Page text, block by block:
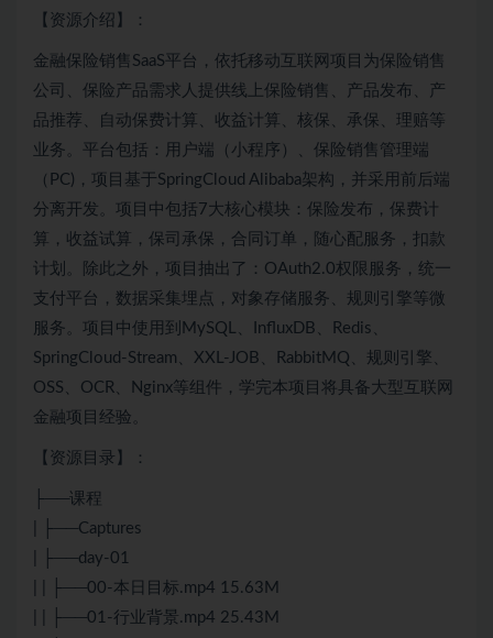
【资源介绍】：
金融保险销售SaaS平台，依托移动互联网项目为保险销售
公司、保险产品需求人提供线上保险销售、产品发布、产
品推荐、自动保费计算、收益计算、核保、承保、理赔等
业务。平台包括：用户端（小程序）、保险销售管理端
（PC)，项目基于SpringCloud Alibaba架构，并采用前后端
分离开发。项目中包括7大核心模块：保险发布，保费计
算，收益试算，保司承保，合同订单，随心配服务，扣款
计划。除此之外，项目抽出了：OAuth2.0权限服务，统一
支付平台，数据采集埋点，对象存储服务、规则引擎等微
服务。项目中使用到MySQL、InfluxDB、Redis、
SpringCloud-Stream、XXL-JOB、RabbitMQ、规则引擎、
OSS、OCR、Nginx等组件，学完本项目将具备大型互联网
金融项目经验。
【资源目录】：
├──课程
| ├──Captures
| ├──day-01
| | ├──00-本日目标.mp4 15.63M
| | ├──01-行业背景.mp4 25.43M